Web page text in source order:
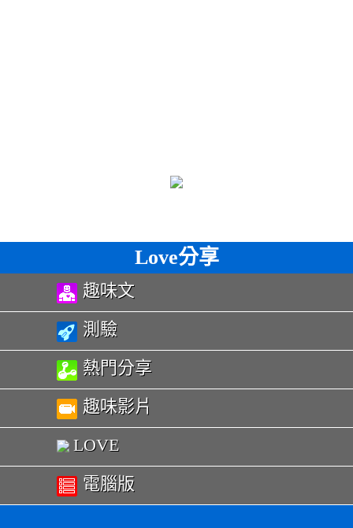
Love分享
趣味文
測驗
熱門分享
趣味影片
LOVE
電腦版